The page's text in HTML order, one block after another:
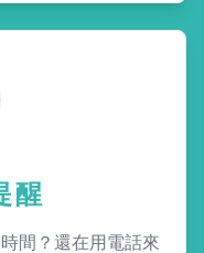
醒
間？還在用電話來